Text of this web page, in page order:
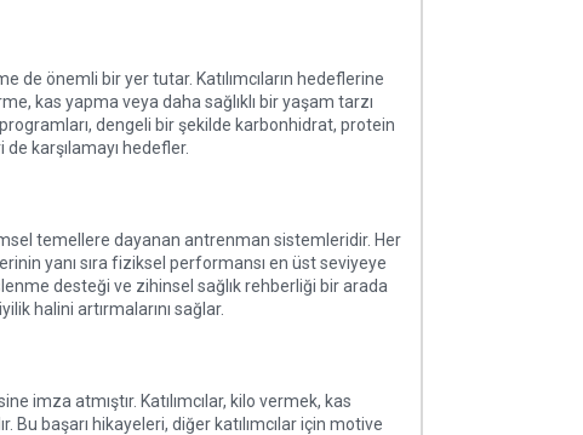
de önemli bir yer tutar. Katılımcıların hedeflerine
kas yapma veya daha sağlıklı bir yaşam tarzı
dengeli bir şekilde karbonhidrat, protein
karşılamayı hedefler.
temellere dayanan antrenman sistemleridir. Her
yanı sıra fiziksel performansı en üst seviyeye
desteği ve zihinsel sağlık rehberliği bir arada
halini artırmalarını sağlar.
imza atmıştır. Katılımcılar, kilo vermek, kas
Bu başarı hikayeleri, diğer katılımcılar için motive